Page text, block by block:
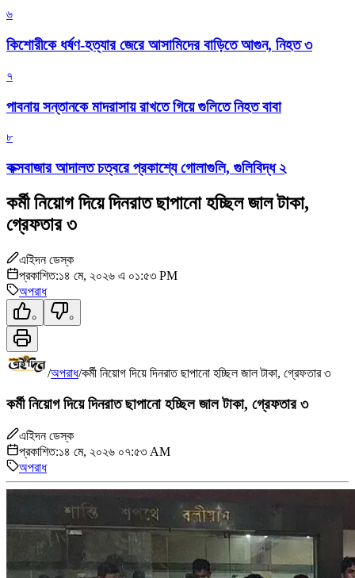
৬
কিশোরীকে ধর্ষণ-হত্যার জেরে আসামিদের বাড়িতে আগুন, নিহত ৩
৭
পাবনায় সন্তানকে মাদরাসায় রাখতে গিয়ে গুলিতে নিহত বাবা
৮
কক্সবাজার আদালত চত্বরে প্রকাশ্যে গোলাগুলি, গুলিবিদ্ধ ২
কর্মী নিয়োগ দিয়ে দিনরাত ছাপানো হচ্ছিল জাল টাকা,
গ্রেফতার ৩
এইিদন ডেস্ক
প্রকাশিত:১৪ মে, ২০২৬ এ ০১:৫৩ PM
অপরাধ
০ ০
/অপরাধ/কর্মী নিয়োগ দিয়ে দিনরাত ছাপানো হচ্ছিল জাল টাকা, গ্রেফতার ৩
কর্মী নিয়োগ দিয়ে দিনরাত ছাপানো হচ্ছিল জাল টাকা, গ্রেফতার ৩
এইিদন ডেস্ক
প্রকাশিত:১৪ মে, ২০২৬ ০৭:৫৩ AM
অপরাধ